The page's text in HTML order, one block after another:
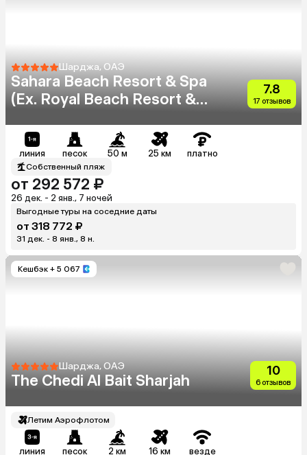
Шарджа, ОАЭ
Sahara Beach Resort & Spa
(Ex. Royal Beach Resort &
7.8
17 отзывов
линия песок 50 м 25 км платно
Собственный пляж
от 292 572 ₽
26 дек. - 2 янв., 7 ночей
Выгодные туры на соседние даты
от 318 772 ₽
31 дек. - 8 янв., 8 н.
Кешбэк + 5 067
Шарджа, ОАЭ
The Chedi Al Bait Sharjah
10
6 отзывов
Летим Аэрофлотом
линия песок 2 км 16 км везде